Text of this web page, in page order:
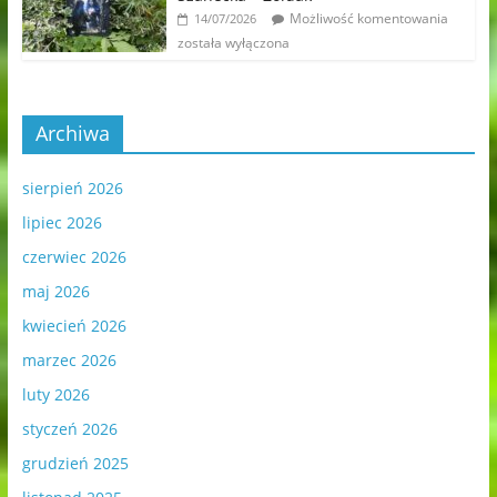
14/07/2026
Możliwość komentowania
została wyłączona
Archiwa
sierpień 2026
lipiec 2026
czerwiec 2026
maj 2026
kwiecień 2026
marzec 2026
luty 2026
styczeń 2026
grudzień 2025